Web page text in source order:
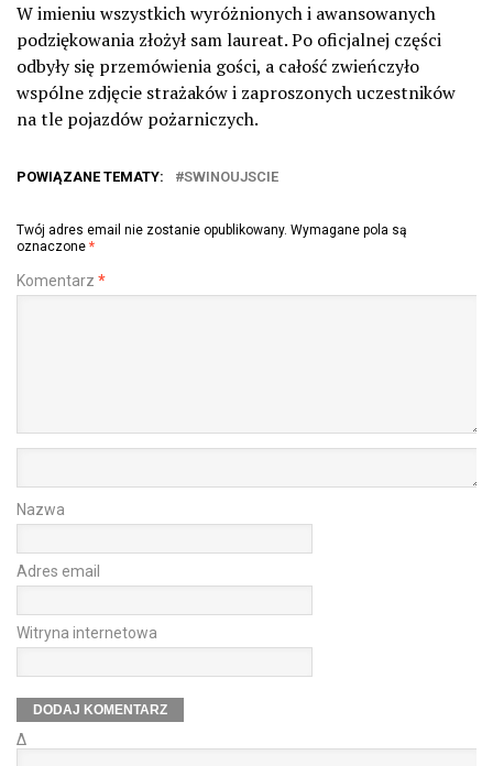
W imieniu wszystkich wyróżnionych i awansowanych
podziękowania złożył sam laureat. Po oficjalnej części
odbyły się przemówienia gości, a całość zwieńczyło
wspólne zdjęcie strażaków i zaproszonych uczestników
na tle pojazdów pożarniczych.
POWIĄZANE TEMATY: SWINOUJSCIE
Twój adres email nie zostanie opublikowany. Wymagane pola są
oznaczone *
Komentarz *
Nazwa
Adres email
Witryna internetowa
Δ